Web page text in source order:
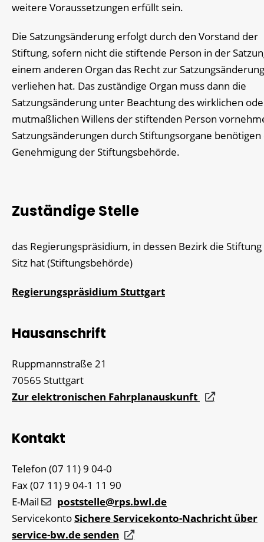
weitere Voraussetzungen erfüllt sein.
Die Satzungsänderung erfolgt durch den Vorstand der
Stiftung, sofern nicht die stiftende Person in der
einem anderen Organ das Recht zur Satzungsänderung
verliehen hat. Das zuständige Organ muss dann die
Satzungsänderung unter Beachtung des wirklichen
mutmaßlichen Willens der stiftenden Person
Satzungsänderungen durch Stiftungsorgane benötigen
Genehmigung der Stiftungsbehörde.
Zuständige Stelle
das Regierungspräsidium, in dessen Bezirk die
Sitz hat (Stiftungsbehörde)
Regierungspräsidium Stuttgart
Hausanschrift
Ruppmannstraße 21
70565 Stuttgart
Zur elektronischen Fahrplanauskunft
Kontakt
Telefon (07 11) 9 04-0
Fax(07 11) 9 04-1 11 90
E-Mail
poststelle@rps.bwl.de
ServicekontoSichere Servicekonto-Nachricht über
service-bw.de senden